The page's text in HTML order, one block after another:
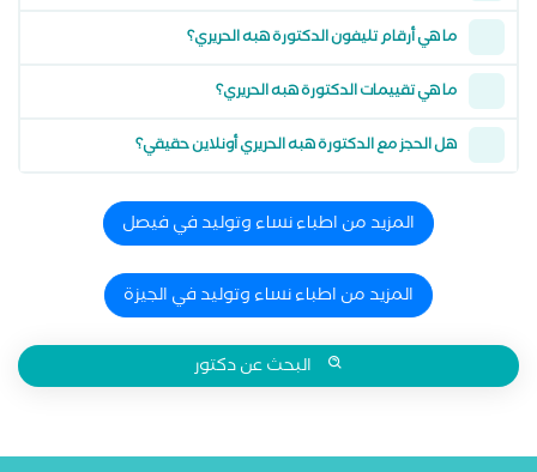
ما هي أرقام تليفون الدكتورة هبه الحريري؟
ما هي تقييمات الدكتورة هبه الحريري؟
هل الحجز مع الدكتورة هبه الحريري أونلاين حقيقي؟
المزيد من اطباء نساء وتوليد في فيصل
المزيد من اطباء نساء وتوليد في الجيزة
البحث عن دكتور